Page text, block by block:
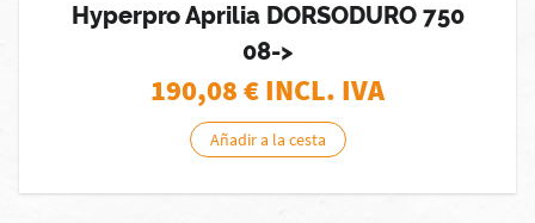
Hyperpro Aprilia DORSODURO 750
08->
190,08€ INCL. IVA
Añadir a la cesta